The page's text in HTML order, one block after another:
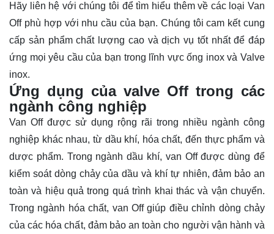
Hãy liên hệ với chúng tôi để tìm hiểu thêm về các loại Van
Off phù hợp với nhu cầu của bạn. Chúng tôi cam kết cung
cấp sản phẩm chất lượng cao và dịch vụ tốt nhất để đáp
ứng mọi yêu cầu của bạn trong lĩnh vực ống inox và Valve
inox.
Ứng dụng của valve Off trong các
ngành công nghiệp
Van Off được sử dụng rộng rãi trong nhiều ngành công
nghiệp khác nhau, từ dầu khí, hóa chất, đến thực phẩm và
dược phẩm. Trong ngành dầu khí, van Off được dùng để
kiểm soát dòng chảy của dầu và khí tự nhiên, đảm bảo an
toàn và hiệu quả trong quá trình khai thác và vận chuyển.
Trong ngành hóa chất, van Off giúp điều chỉnh dòng chảy
của các hóa chất, đảm bảo an toàn cho người vận hành và